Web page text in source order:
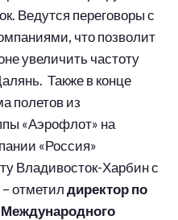
Ведутся переговоры с
что позволит
увеличить частоту
Также в конце
полетов из
«Аэрофлот» на
«Россия»
Владивосток-Харбин с
отметилдиректор по